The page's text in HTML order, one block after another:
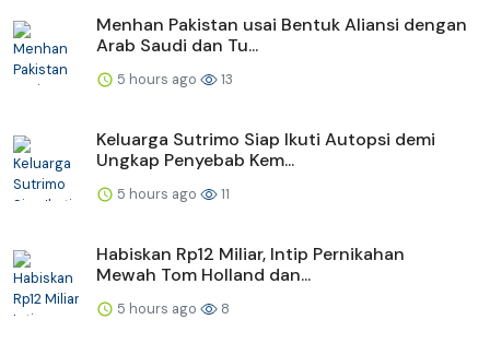
Menhan Pakistan usai Bentuk Aliansi dengan
Arab Saudi dan Tu...
5 hours ago 13
Keluarga Sutrimo Siap Ikuti Autopsi demi
Ungkap Penyebab Kem...
5 hours ago 11
Habiskan Rp12 Miliar, Intip Pernikahan
Mewah Tom Holland dan...
5 hours ago 8